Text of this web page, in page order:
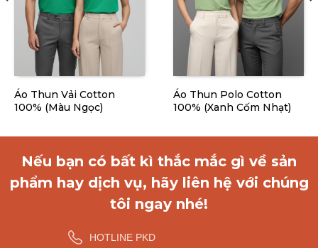
Áo Thun Vải Cotton
100% (Màu Ngọc)
Áo Thun Polo Cotton
100% (Xanh Cốm Nhạt)
Nếu bạn có bất kì thắc mắc gì về sản
phẩm hay dịch vụ, hãy liên hệ với chúng
tôi ngay nhé!
HOTLINE PKD